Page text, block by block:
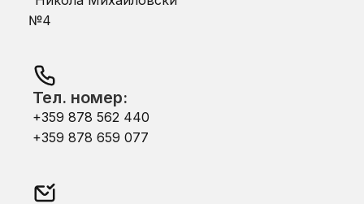
№4
Тел. номер:
+359 878 562 440
+359 878 659 077